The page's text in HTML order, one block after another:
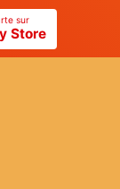
sur
Store